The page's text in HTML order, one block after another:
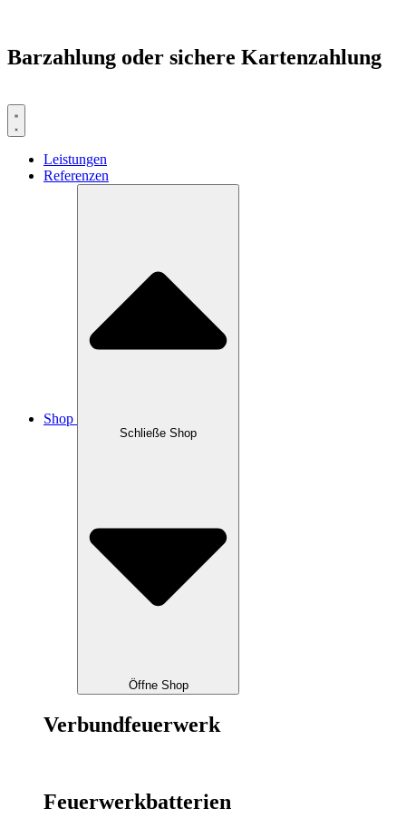
Barzahlung oder sichere Kartenzahlung
Leistungen
Referenzen
Shop
Schließe Shop
Öffne Shop
Verbundfeuerwerk
Feuerwerkbatterien